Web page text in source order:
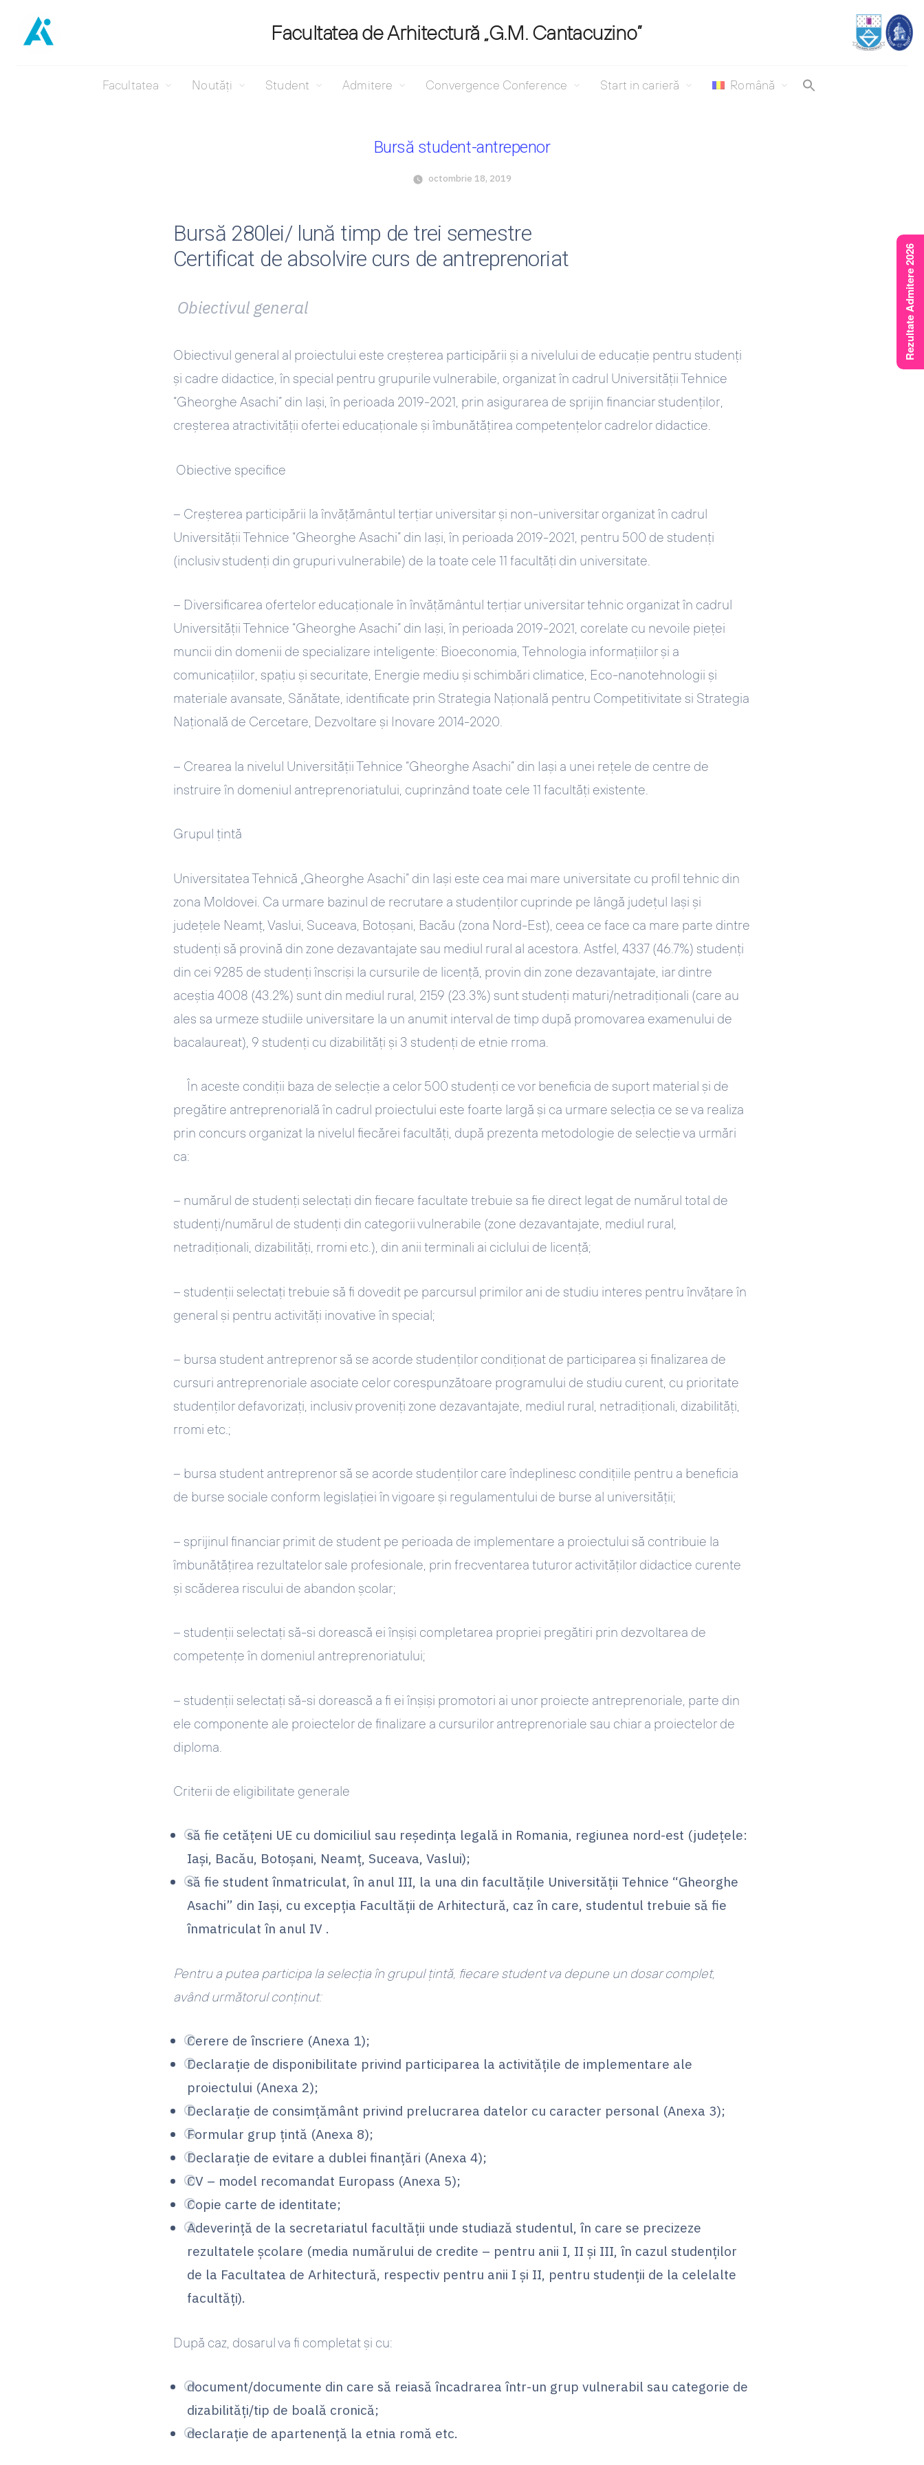
Facultatea de Arhitectură „G.M. Cantacuzino”
Facultatea Noutăți Student Admitere Convergence Conference Start in carieră Română
Bursă student-antrepenor
octombrie 18, 2019
Bursă 280lei/ lună timp de trei semestre
Certificat de absolvire curs de antreprenoriat
Obiectivul general
Obiectivul general al proiectului este creșterea participării și a nivelului de educație pentru studenți
și cadre didactice, în special pentru grupurile vulnerabile, organizat în cadrul Universității Tehnice
“Gheorghe Asachi” din Iași, în perioada 2019-2021, prin asigurarea de sprijin financiar studenților,
creșterea atractivității ofertei educaționale și îmbunătățirea competențelor cadrelor didactice.
Obiective specifice
– Creșterea participării la învățământul terțiar universitar și non-universitar organizat în cadrul
Universității Tehnice “Gheorghe Asachi” din Iași, în perioada 2019-2021, pentru 500 de studenți
(inclusiv studenți din grupuri vulnerabile) de la toate cele 11 facultăți din universitate.
– Diversificarea ofertelor educaționale în învățământul terțiar universitar tehnic organizat în cadrul
Universității Tehnice “Gheorghe Asachi” din Iași, în perioada 2019-2021, corelate cu nevoile pieței
muncii din domenii de specializare inteligente: Bioeconomia, Tehnologia informațiilor și a
comunicațiilor, spațiu și securitate, Energie mediu și schimbări climatice, Eco-nanotehnologii și
materiale avansate, Sănătate, identificate prin Strategia Națională pentru Competitivitate si Strategia
Națională de Cercetare, Dezvoltare și Inovare 2014-2020.
– Crearea la nivelul Universității Tehnice “Gheorghe Asachi” din Iași a unei rețele de centre de
instruire în domeniul antreprenoriatului, cuprinzând toate cele 11 facultăți existente.
Grupul țintă
Universitatea Tehnică „Gheorghe Asachi” din Iași este cea mai mare universitate cu profil tehnic din
zona Moldovei. Ca urmare bazinul de recrutare a studenților cuprinde pe lângă județul Iași și
județele Neamț, Vaslui, Suceava, Botoșani, Bacău (zona Nord-Est), ceea ce face ca mare parte dintre
studenți să provină din zone dezavantajate sau mediul rural al acestora. Astfel, 4337 (46.7%) studenți
din cei 9285 de studenți înscriși la cursurile de licență, provin din zone dezavantajate, iar dintre
aceștia 4008 (43.2%) sunt din mediul rural, 2159 (23.3%) sunt studenți maturi/netradiționali (care au
ales sa urmeze studiile universitare la un anumit interval de timp după promovarea examenului de
bacalaureat), 9 studenți cu dizabilități și 3 studenți de etnie rroma.
În aceste condiții baza de selecție a celor 500 studenți ce vor beneficia de suport material și de
pregătire antreprenorială în cadrul proiectului este foarte largă și ca urmare selecția ce se va realiza
prin concurs organizat la nivelul fiecărei facultăți, după prezenta metodologie de selecție va urmări
ca:
– numărul de studenți selectați din fiecare facultate trebuie sa fie direct legat de numărul total de
studenți/numărul de studenți din categorii vulnerabile (zone dezavantajate, mediul rural,
netradiționali, dizabilități, rromi etc.), din anii terminali ai ciclului de licență;
– studenții selectați trebuie să fi dovedit pe parcursul primilor ani de studiu interes pentru învățare în
general și pentru activități inovative în special;
– bursa student antreprenor să se acorde studenților condiționat de participarea și finalizarea de
cursuri antreprenoriale asociate celor corespunzătoare programului de studiu curent, cu prioritate
studenților defavorizați, inclusiv proveniți zone dezavantajate, mediul rural, netradiționali, dizabilități,
rromi etc.;
– bursa student antreprenor să se acorde studenților care îndeplinesc condițiile pentru a beneficia
de burse sociale conform legislației în vigoare și regulamentului de burse al universității;
– sprijinul financiar primit de student pe perioada de implementare a proiectului să contribuie la
îmbunătățirea rezultatelor sale profesionale, prin frecventarea tuturor activităților didactice curente
și scăderea riscului de abandon școlar;
– studenții selectați să-si dorească ei înșiși completarea propriei pregătiri prin dezvoltarea de
competenţe în domeniul antreprenoriatului;
– studenții selectați să-si dorească a fi ei înșiși promotori ai unor proiecte antreprenoriale, parte din
ele componente ale proiectelor de finalizare a cursurilor antreprenoriale sau chiar a proiectelor de
diploma.
Criterii de eligibilitate generale
să fie cetățeni UE cu domiciliul sau reședința legală in Romania, regiunea nord-est (județele:
Iași, Bacău, Botoșani, Neamț, Suceava, Vaslui);
să fie student înmatriculat, în anul III, la una din facultățile Universității Tehnice “Gheorghe
Asachi” din Iași, cu excepția Facultății de Arhitectură, caz în care, studentul trebuie să fie
înmatriculat în anul IV .
Pentru a putea participa la selecția în grupul țintă, fiecare student va depune un dosar complet,
având următorul conținut:
Cerere de înscriere (Anexa 1);
Declarație de disponibilitate privind participarea la activitățile de implementare ale
proiectului (Anexa 2);
Declarație de consimțământ privind prelucrarea datelor cu caracter personal (Anexa 3);
Formular grup țintă (Anexa 8);
Declarație de evitare a dublei finanțări (Anexa 4);
CV – model recomandat Europass (Anexa 5);
Copie carte de identitate;
Adeverință de la secretariatul facultății unde studiază studentul, în care se precizeze
rezultatele școlare (media numărului de credite – pentru anii I, II și III, în cazul studenților
de la Facultatea de Arhitectură, respectiv pentru anii I și II, pentru studenții de la celelalte
facultăți).
După caz, dosarul va fi completat și cu:
document/documente din care să reiasă încadrarea într-un grup vulnerabil sau categorie de
dizabilități/tip de boală cronică;
declarație de apartenență la etnia romă etc.
Rezultate Admitere 2026